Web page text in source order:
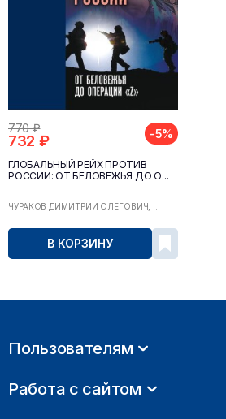
770 ₽
732 ₽ -5%
ГЛОБАЛЬНЫЙ РЕЙХ ПРОТИВ
РОССИИ: ОТ БЕЛОВЕЖЬЯ ДО О...
ЧУРАКОВ ДИМИТРИЙ ОЛЕГОВИЧ, ...
В КОРЗИНУ
Пользователям
Работа с сайтом